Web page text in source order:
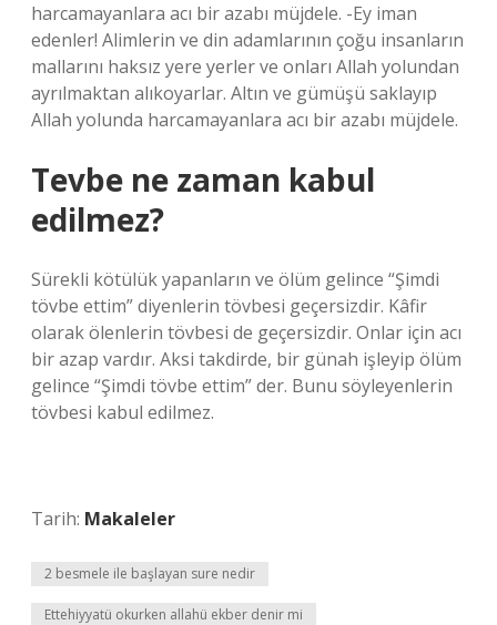
harcamayanlara acı bir azabı müjdele. -Ey iman
edenler! Alimlerin ve din adamlarının çoğu insanların
mallarını haksız yere yerler ve onları Allah yolundan
ayrılmaktan alıkoyarlar. Altın ve gümüşü saklayıp
Allah yolunda harcamayanlara acı bir azabı müjdele.
Tevbe ne zaman kabul
edilmez?
Sürekli kötülük yapanların ve ölüm gelince “Şimdi
tövbe ettim” diyenlerin tövbesi geçersizdir. Kâfir
olarak ölenlerin tövbesi de geçersizdir. Onlar için acı
bir azap vardır. Aksi takdirde, bir günah işleyip ölüm
gelince “Şimdi tövbe ettim” der. Bunu söyleyenlerin
tövbesi kabul edilmez.
Tarih: Makaleler
2 besmele ile başlayan sure nedir
Ettehiyyatü okurken allahü ekber denir mi